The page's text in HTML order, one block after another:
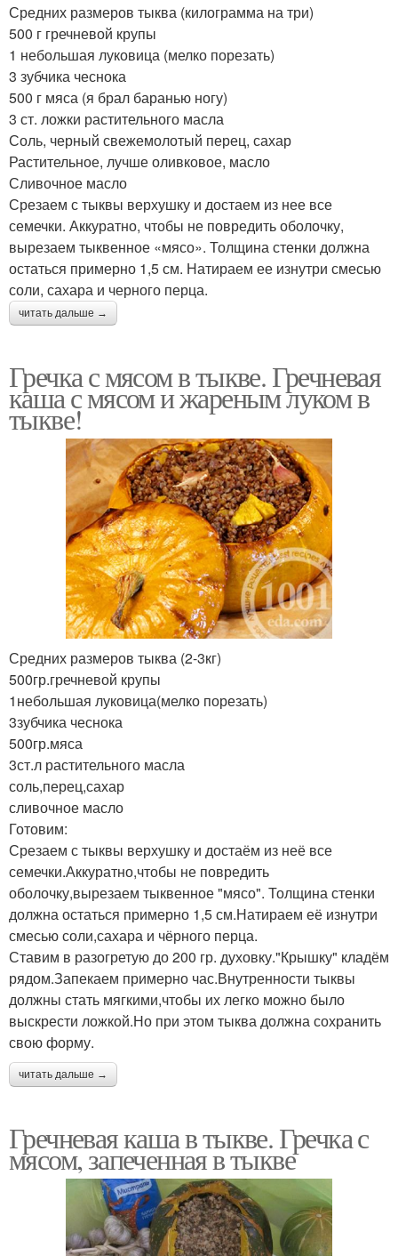
Средних размеров тыква (килограмма на три)
500 г гречневой крупы
1 небольшая луковица (мелко порезать)
3 зубчика чеснока
500 г мяса (я брал баранью ногу)
3 ст. ложки растительного масла
Соль, черный свежемолотый перец, сахар
Растительное, лучше оливковое, масло
Сливочное масло
Срезаем с тыквы верхушку и достаем из нее все
семечки. Аккуратно, чтобы не повредить оболочку,
вырезаем тыквенное «мясо». Толщина стенки должна
остаться примерно 1,5 см. Натираем ее изнутри смесью
соли, сахара и черного перца.
читать дальше →
Гречка с мясом в тыкве. Гречневая
каша с мясом и жареным луком в
тыкве!
Средних размеров тыква (2-3кг)
500гр.гречневой крупы
1небольшая луковица(мелко порезать)
3зубчика чеснока
500гр.мяса
3ст.л растительного масла
соль,перец,сахар
сливочное масло
Готовим:
Срезаем с тыквы верхушку и достаём из неё все
семечки.Аккуратно,чтобы не повредить
оболочку,вырезаем тыквенное "мясо". Толщина стенки
должна остаться примерно 1,5 см.Натираем её изнутри
смесью соли,сахара и чёрного перца.
Ставим в разогретую до 200 гр. духовку."Крышку" кладём
рядом.Запекаем примерно час.Внутренности тыквы
должны стать мягкими,чтобы их легко можно было
выскрести ложкой.Но при этом тыква должна сохранить
свою форму.
читать дальше →
Гречневая каша в тыкве. Гречка с
мясом, запеченная в тыкве